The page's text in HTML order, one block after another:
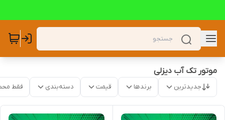
موتور تک آب دیزلی
جدیدترین برندها قیمت دسته‌بندی فقط